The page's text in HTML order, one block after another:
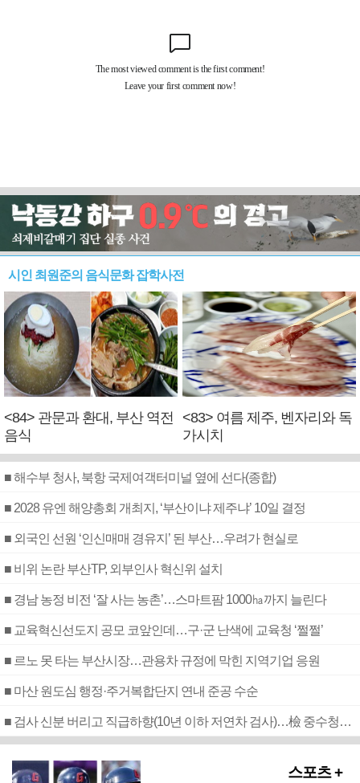
시인 최원준의 음식문화 잡학사전
<84> 관문과 환대, 부산 역전
음식
<83> 여름 제주, 벤자리와 독
가시치
■ 해수부 청사, 북항 국제여객터미널 옆에 선다(종합)
■ 2028 유엔 해양총회 개최지, ‘부산이냐 제주냐’ 10일 결정
■ 외국인 선원 ‘인신매매 경유지’ 된 부산…우려가 현실로
■ 비위 논란 부산TP, 외부인사 혁신위 설치
■ 경남 농정 비전 ‘잘 사는 농촌’…스마트팜 1000㏊까지 늘린다
■ 교육혁신선도지 공모 코앞인데…구·군 난색에 교육청 ‘쩔쩔’
■ 르노 못 타는 부산시장…관용차 규정에 막힌 지역기업 응원
■ 마산 원도심 행정·주거복합단지 연내 준공 수순
■ 검사 신분 버리고 직급하향(10년 이하 저연차 검사)…檢 중수청행 기피
스포츠 +